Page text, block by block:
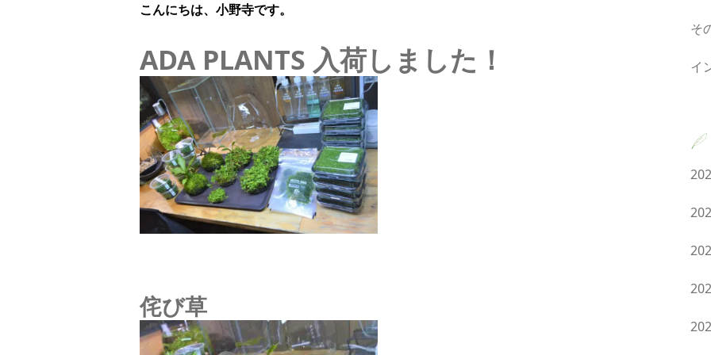
こんにちは、小野寺です。
ADA PLANTS 入荷しました！
侘び草
そ
イ